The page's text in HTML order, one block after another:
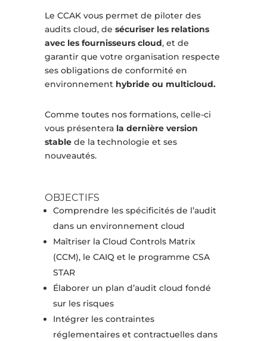
Le CCAK vous permet de piloter des
audits cloud, de sécuriser les relations
avec les fournisseurs cloud, et de
garantir que votre organisation respecte
ses obligations de conformité en
environnement hybride ou multicloud.
Comme toutes nos formations, celle-ci
vous présentera la dernière version
stablede la technologie et ses
nouveautés.
OBJECTIFS
Comprendre les spécificités de l’audit
dans un environnement cloud
Maîtriser la Cloud Controls Matrix
(CCM), le CAIQ et le programme CSA
STAR
Élaborer un plan d’audit cloud fondé
sur les risques
Intégrer les contraintes
réglementaires et contractuelles dans